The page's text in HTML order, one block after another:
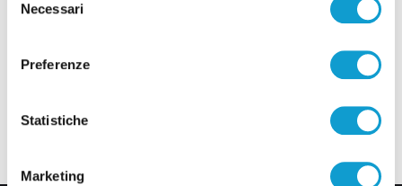
delNecessari
Preferenze
Statistiche
Marketing